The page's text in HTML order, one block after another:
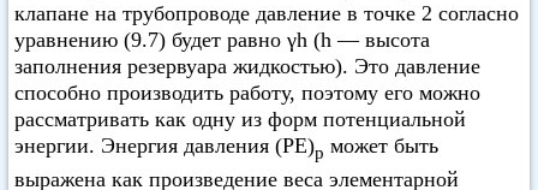
клапане на трубопроводе давление в точке 2 согласно
уравнению (9.7) будет равно γh (h — высота
заполнения резервуара жидкостью). Это давление
способно производить работу, поэтому его можно
рассматривать как одну из форм потенциальной
энергии. Энергия давления (РЕ)р может быть
выражена как произведение веса элементарной